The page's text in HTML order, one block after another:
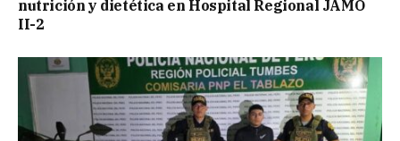
nutrición y dietética en Hospital Regional JAMO
II-2